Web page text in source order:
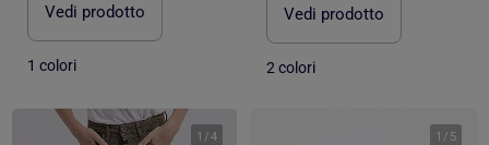
Vedi prodotto
1 colori
Vedi prodotto
2 colori
1 /4 1 / 5